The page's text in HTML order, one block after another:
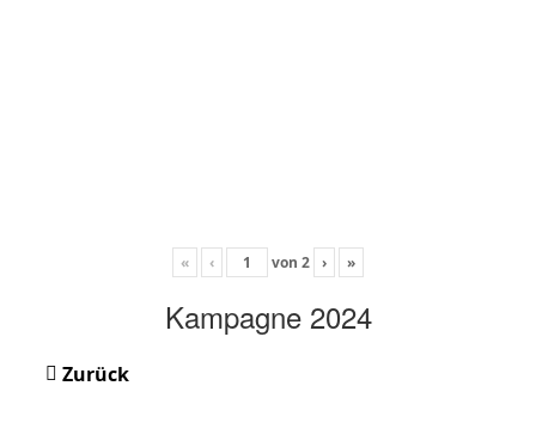
« ‹ von 2 › »
Kampagne 2024
Zurück